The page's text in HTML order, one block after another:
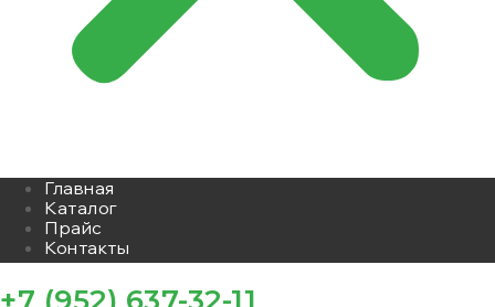
Главная
Каталог
Прайс
Контакты